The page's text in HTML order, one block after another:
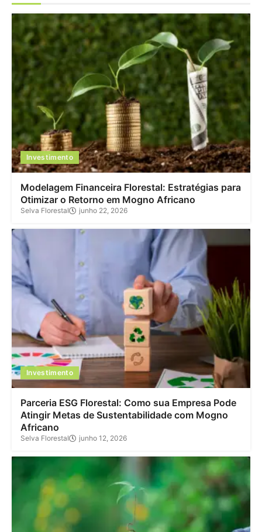
Investimento
Modelagem Financeira Florestal: Estratégias para
Otimizar o Retorno em Mogno Africano
Selva Florestal junho 22, 2026
Investimento
Parceria ESG Florestal: Como sua Empresa Pode
Atingir Metas de Sustentabilidade com Mogno
Africano
Selva Florestal junho 12, 2026